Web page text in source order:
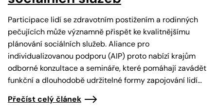
Participace lidí se zdravotním postižením a rodinných
pečujících může významně přispět ke kvalitnějšímu
plánování sociálních služeb. Aliance pro
individualizovanou podporu (AIP) proto nabízí krajům
odborné konzultace a semináře, které pomáhají zavádět
funkční a dlouhodobě udržitelné formy zapojování lidí…
Přečíst celý článek